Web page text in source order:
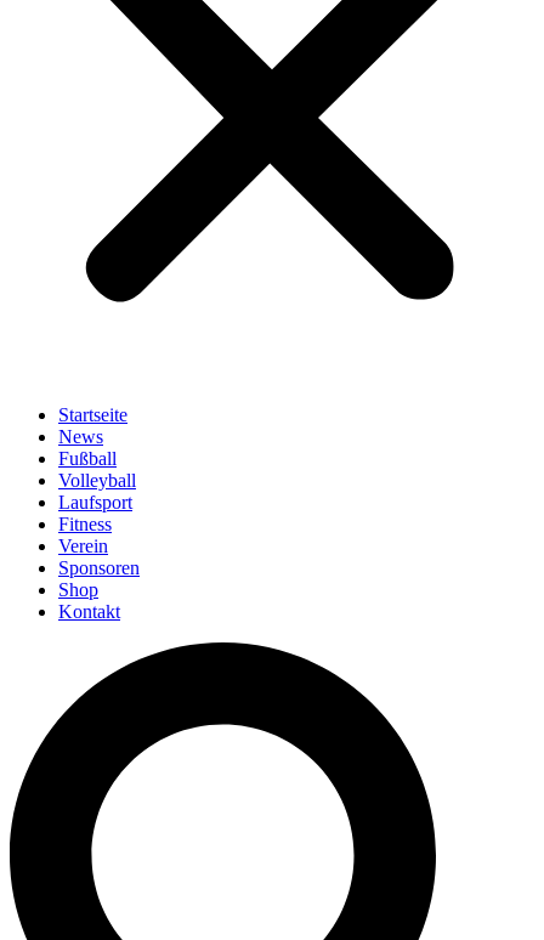
Startseite
News
Fußball
Volleyball
Laufsport
Fitness
Verein
Sponsoren
Shop
Kontakt